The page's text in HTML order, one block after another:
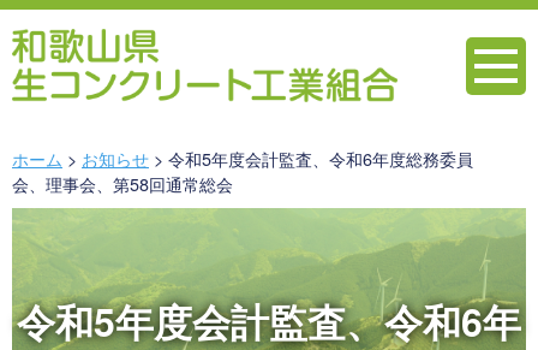
ホーム お知らせ
令和5年度会計監査、令和6年度総務委員
会、理事会、第58回通常総会
令和5年度会計監査、令和6年